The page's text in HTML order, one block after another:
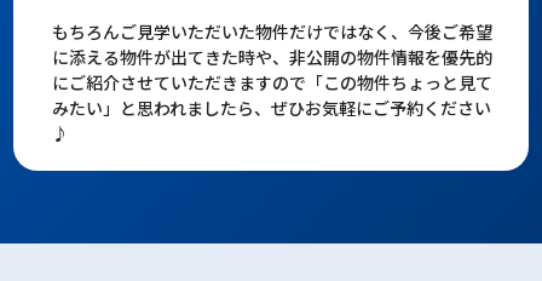
もちろんご見学いただいた物件だけではなく、今後ご希望
に添える物件が出てきた時や、非公開の物件情報を優先的
にご紹介させていただきますので「この物件ちょっと見て
みたい」と思われましたら、ぜひお気軽にご予約ください
♪